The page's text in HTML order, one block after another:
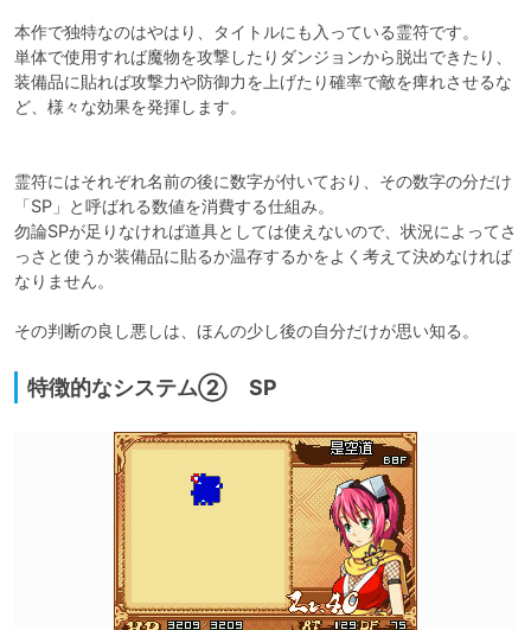
本作で独特なのはやはり、タイトルにも入っている霊符です。
単体で使用すれば魔物を攻撃したりダンジョンから脱出できたり、
装備品に貼れば攻撃力や防御力を上げたり確率で敵を痺れさせるな
ど、様々な効果を発揮します。
霊符にはそれぞれ名前の後に数字が付いており、その数字の分だけ
「SP」と呼ばれる数値を消費する仕組み。
勿論SPが足りなければ道具としては使えないので、状況によってさ
っさと使うか装備品に貼るか温存するかをよく考えて決めなければ
なりません。
その判断の良し悪しは、ほんの少し後の自分だけが思い知る。
特徴的なシステム② SP